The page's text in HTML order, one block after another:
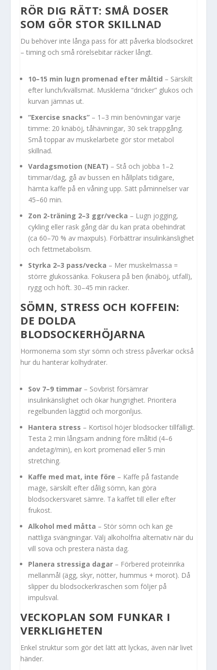
RÖR DIG RÄTT: SMÅ DOSER
SOM GÖR STOR SKILLNAD
Du behöver inte långa pass för att påverka blodsockret
– timing och små rörelsebitar räcker långt.
10–15 min lugn promenad efter måltid – Särskilt
efter lunch/kvällsmat. Musklerna “dricker” glukos och
kurvan jämnas ut.
“Exercise snacks” – 1–3 min benövningar varje
timme: 20 knäböj, tåhävningar, 30 sek trappgång.
Små toppar av muskelarbete gör stor metabol
skillnad.
Vardagsmotion (NEAT) – Stå och jobba 1–2
timmar/dag, gå av bussen en hållplats tidigare,
hämta kaffe på en våning upp. Sätt påminnelser var
45–60 min.
Zon 2-träning 2–3 ggr/vecka – Lugn jogging,
cykling eller rask gång där du kan prata obehindrat
(ca 60–70 % av maxpuls). Förbättrar insulinkänslighet
och fettmetabolism.
Styrka 2–3 pass/vecka – Mer muskelmassa =
större glukossänka. Fokusera på ben (knäböj, utfall),
rygg och höft. 30–45 min räcker.
SÖMN, STRESS OCH KOFFEIN:
DE DOLDA
BLODSOCKERHÖJARNA
Hormonerna som styr sömn och stress påverkar också
hur du hanterar kolhydrater.
Sov 7–9 timmar – Sovbrist försämrar
insulinkänslighet och ökar hungrighet. Prioritera
regelbunden läggtid och morgonljus.
Hantera stress – Kortisol höjer blodsocker tillfälligt.
Testa 2 min långsam andning före måltid (4–6
andetag/min), en kort promenad eller 5 min
stretching.
Kaffe med mat, inte före – Kaffe på fastande
mage, särskilt efter dålig sömn, kan göra
blodsockersvaret sämre. Ta kaffet till eller efter
frukost.
Alkohol med måtta – Stör sömn och kan ge
nattliga svängningar. Välj alkoholfria alternativ när du
vill sova och prestera nästa dag.
Planera stressiga dagar – Förbered proteinrika
mellanmål (ägg, skyr, nötter, hummus + morot). Då
slipper du blodsockerkraschen som följer på
impulsval.
VECKOPLAN SOM FUNKAR I
VERKLIGHETEN
Enkel struktur som gör det lätt att lyckas, även när livet
händer.